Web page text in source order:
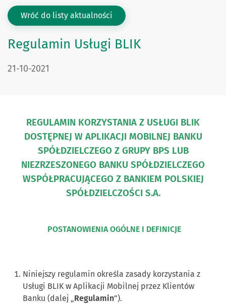
Wróć do listy aktualności
Regulamin Usługi BLIK
DATA PUBLIKACJI:
21-10-2021
REGULAMIN KORZYSTANIA Z USŁUGI BLIK
DOSTĘPNEJ W APLIKACJI MOBILNEJ BANKU
SPÓŁDZIELCZEGO Z GRUPY BPS LUB
NIEZRZESZONEGO BANKU SPÓŁDZIELCZEGO
WSPÓŁPRACUJĄCEGO Z BANKIEM POLSKIEJ
SPÓŁDZIELCZOŚCI S.A.
POSTANOWIENIA OGÓLNE I DEFINICJE
Niniejszy regulamin określa zasady korzystania z
Usługi BLIK w Aplikacji Mobilnej przez Klientów
Banku (dalej „Regulamin”).